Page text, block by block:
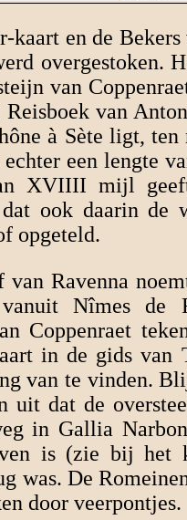
kaart en de
overgestoken.
van
van
à Sète ligt,
een lengte
XVIIII mijl
dat ook daarin
opgeteld.
van Ravenna
Nîmes de
Coppenraet
in de gids van
van te vinden.
uit dat de
in Gallia
is (zie bij
was. De
door veerpontjes.